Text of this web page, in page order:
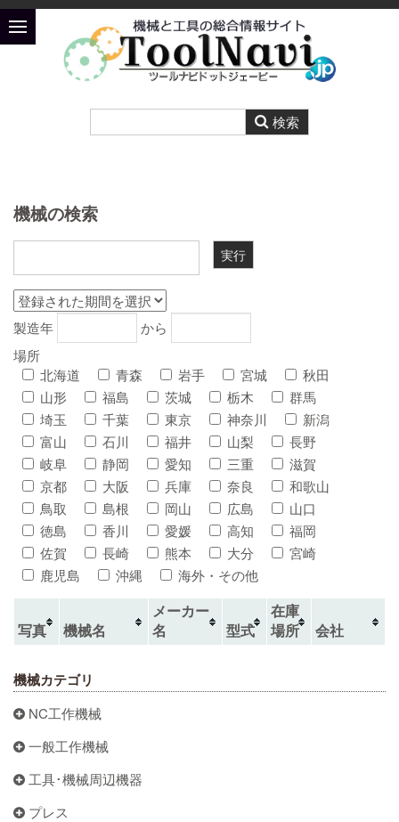
機械の検索
製造年
から
場所
北海道
青森 岩手 宮城
秋田
山形
福島 茨城 栃木
群馬
埼玉
千葉 東京 神奈川
新潟
富山
石川 福井 山梨
長野
岐阜
静岡 愛知 三重
滋賀
京都
大阪 兵庫 奈良
和歌山
鳥取
島根 岡山 広島
山口
徳島
香川 愛媛 高知
福岡
佐賀
長崎 熊本 大分
宮崎
鹿児島
沖縄 海外・その他
写真 機械名
メーカー
名
型式
在庫
場所
会社
機械カテゴリ
NC工作機械
一般工作機械
工具･機械周辺機器
プレス